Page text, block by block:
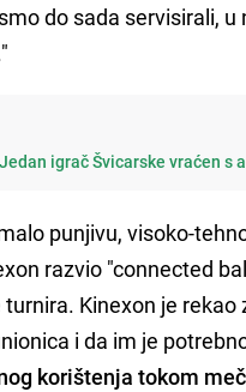
do sada servisirali,
igrač Švicarske vraćen s
punjivu, visoko-
razvio "connected
Kinexon je rekao
i da im je
korištenja tokom